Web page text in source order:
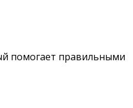
помогает правильными